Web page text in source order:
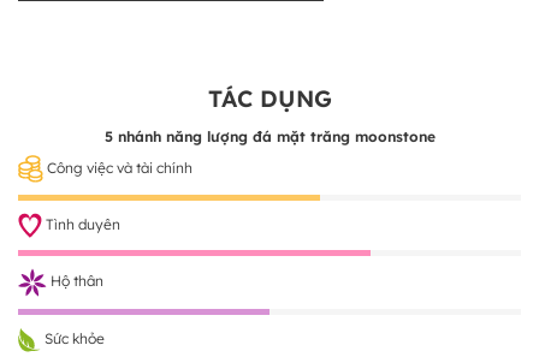
TÁC DỤNG
5 nhánh năng lượng đá mặt trăng moonstone
Công việc và tài chính
Tình duyên
Hộ thân
Sức khỏe